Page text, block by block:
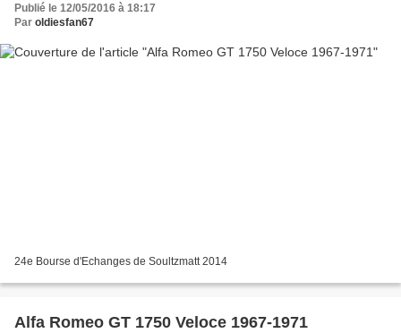
Publié le 12/05/2016 à 18:17
Par oldiesfan67
24e Bourse d'Echanges de Soultzmatt 2014
Alfa Romeo GT 1750 Veloce 1967-1971